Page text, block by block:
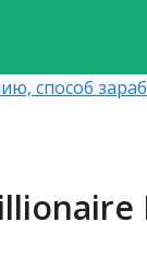
способ